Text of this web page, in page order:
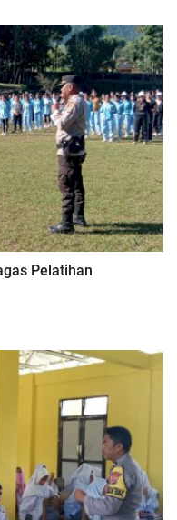
Pelatihan